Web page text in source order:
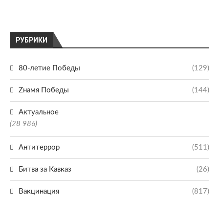
РУБРИКИ
80-летие Победы (129)
Zнамя Победы (144)
Актуальное
(28 986)
Антитеррор (511)
Битва за Кавказ (26)
Вакцинация (817)